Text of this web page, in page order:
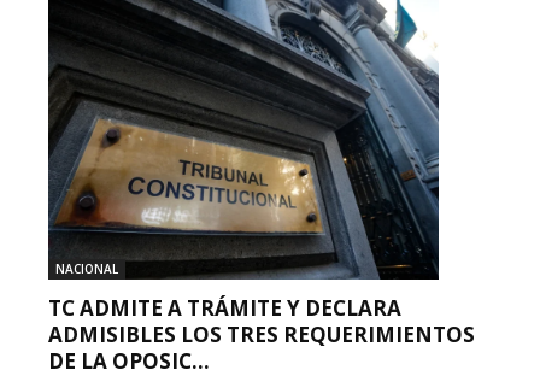
NACIONAL
TC ADMITE A TRÁMITE Y DECLARA
ADMISIBLES LOS TRES REQUERIMIENTOS
DE LA OPOSIC...